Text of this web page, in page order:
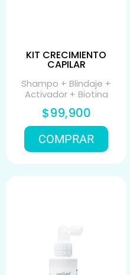
KIT CRECIMIENTO
CAPILAR
Shampo + Blindaje +
Activador + Biotina
$99,900
COMPRAR